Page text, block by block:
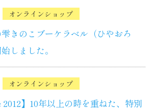
オンラインショップ
きのこブーケラベル（ひやおろ
しました。
オンラインショップ
2012】10年以上の時を重ねた、特別